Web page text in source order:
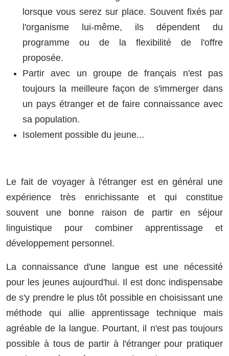
lorsque vous serez sur place. Souvent fixés par
l'organisme lui-même, ils dépendent du
programme ou de la flexibilité de l'offre
proposée.
Partir avec un groupe de français n'est pas
toujours la meilleure façon de s'immerger dans
un pays étranger et de faire connaissance avec
sa population.
Isolement possible du jeune...
Le fait de voyager à l'étranger est en général une
expérience très enrichissante et qui constitue
souvent une bonne raison de partir en séjour
linguistique pour combiner apprentissage et
développement personnel.
La connaissance d'une langue est une nécessité
pour les jeunes aujourd'hui. Il est donc indispensabe
de s'y prendre le plus tôt possible en choisissant une
méthode qui allie apprentissage technique mais
agréable de la langue. Pourtant, il n'est pas toujours
possible à tous de partir à l'étranger pour pratiquer